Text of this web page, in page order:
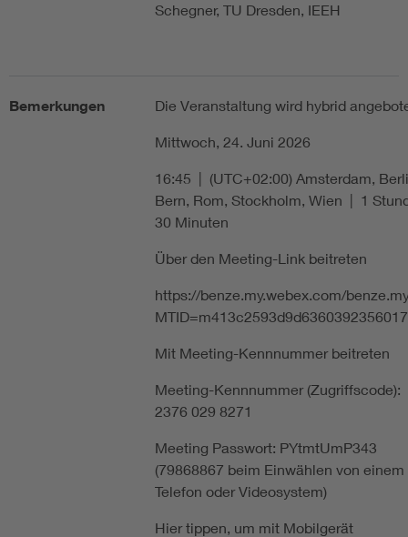
Schegner, TU Dresden, IEEH
Bemerkungen Die Veranstaltung wird hybrid
Mittwoch, 24. Juni 2026
16:45 | (UTC+02:00) Amsterdam,
Bern, Rom, Stockholm, Wien | 1
30 Minuten
Über den Meeting-Link beitreten
https://benze.my.webex.com/
Mit Meeting-Kennnummer beitreten
Meeting-Kennnummer (Zugriffscode):
2376 029 8271
Meeting Passwort: PYtmtUmP343
(79868867 beim Einwählen von einem
Telefon oder Videosystem)
Hier tippen, um mit Mobilgerät